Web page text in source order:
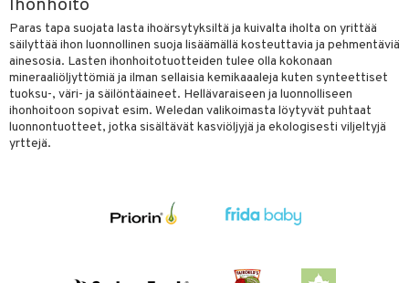
Ihonhoito
Paras tapa suojata lasta ihoärsytyksiltä ja kuivalta iholta on yrittää
säilyttää ihon luonnollinen suoja lisäämällä kosteuttavia ja pehmentäviä
ainesosia. Lasten ihonhoitotuotteiden tulee olla kokonaan
mineraaliöljyttömiä ja ilman sellaisia kemikaaaleja kuten synteettiset
tuoksu-, väri- ja säilöntäaineet. Hellävaraiseen ja luonnolliseen
ihonhoitoon sopivat esim. Weledan valikoimasta löytyvät puhtaat
luonnontuotteet, jotka sisältävät kasviöljyjä ja ekologisesti viljeltyjä
yrttejä.